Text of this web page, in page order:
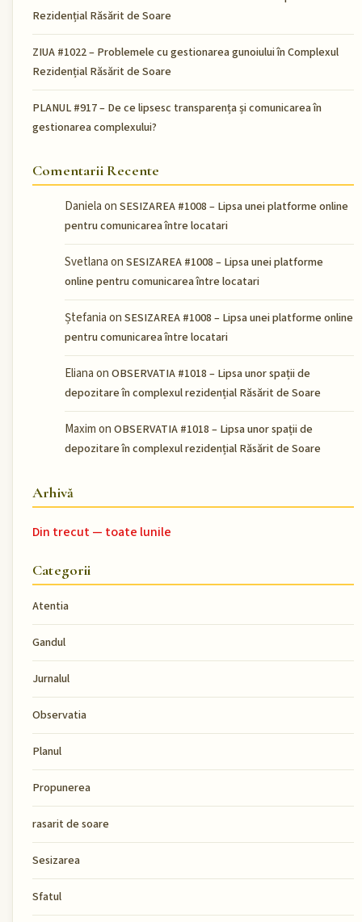
Rezidențial Răsărit de Soare
ZIUA #1022 – Problemele cu gestionarea gunoiului în Complexul
Rezidențial Răsărit de Soare
PLANUL #917 – De ce lipsesc transparența și comunicarea în
gestionarea complexului?
Comentarii Recente
Danielaon SESIZAREA #1008 – Lipsa unei platforme online
pentru comunicarea între locatari
Svetlanaon SESIZAREA #1008 – Lipsa unei platforme
online pentru comunicarea între locatari
Ștefaniaon SESIZAREA #1008 – Lipsa unei platforme online
pentru comunicarea între locatari
Elianaon OBSERVATIA #1018 – Lipsa unor spații de
depozitare în complexul rezidențial Răsărit de Soare
Maximon OBSERVATIA #1018 – Lipsa unor spații de
depozitare în complexul rezidențial Răsărit de Soare
Arhivă
Din trecut — toate lunile
Categorii
Atentia
Gandul
Jurnalul
Observatia
Planul
Propunerea
rasarit de soare
Sesizarea
Sfatul